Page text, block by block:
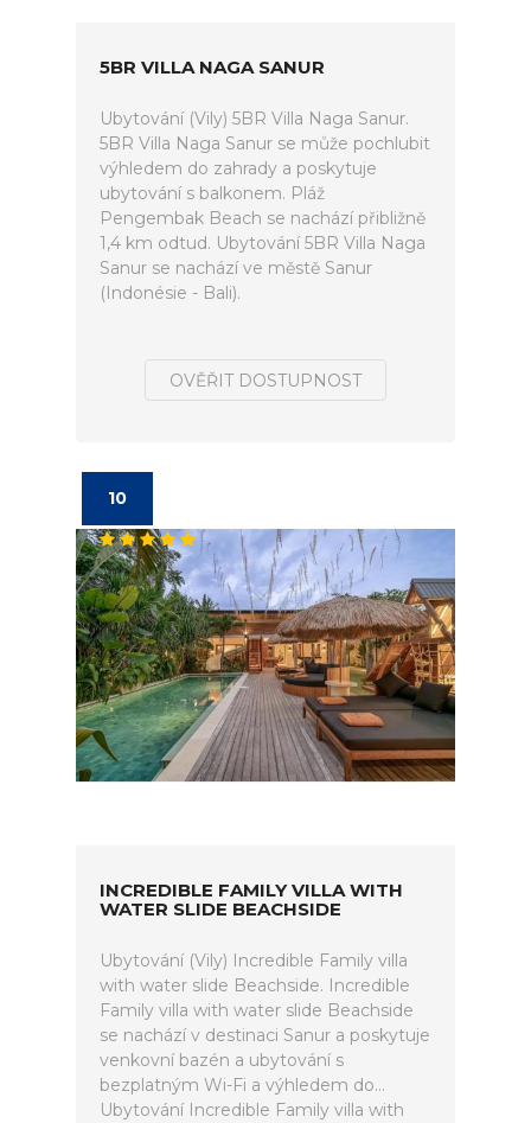
5BR VILLA NAGA SANUR
Ubytování (Vily) 5BR Villa Naga Sanur.
5BR Villa Naga Sanur se může pochlubit
výhledem do zahrady a poskytuje
ubytování s balkonem. Pláž
Pengembak Beach se nachází přibližně
1,4 km odtud. Ubytování 5BR Villa Naga
Sanur se nachází ve městě Sanur
(Indonésie - Bali).
OVĚŘIT DOSTUPNOST
10
INCREDIBLE FAMILY VILLA WITH
WATER SLIDE BEACHSIDE
Ubytování (Vily) Incredible Family villa
with water slide Beachside. Incredible
Family villa with water slide Beachside
se nachází v destinaci Sanur a poskytuje
venkovní bazén a ubytování s
bezplatným Wi-Fi a výhledem do...
Ubytování Incredible Family villa with